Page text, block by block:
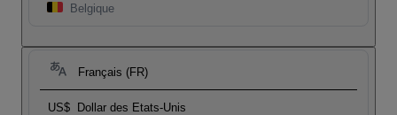
Belgique
Français (FR)
US$ Dollar des Etats-Unis